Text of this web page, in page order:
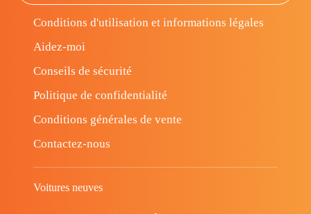
Conditions d'utilisation et informations légales
Aidez-moi
Conseils de sécurité
Politique de confidentialité
Conditions générales de vente
Contactez-nous
Voitures neuves